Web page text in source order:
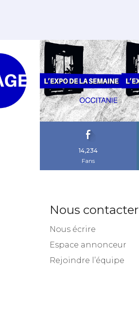
14,234
Fans
Nous contacter
Nous écrire
Espace annonceur
Rejoindre l’équipe